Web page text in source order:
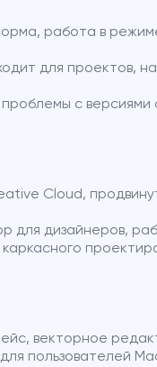
работа в
для проектов,
с
Cloud,
для дизайнеров,
векторное
пользователей